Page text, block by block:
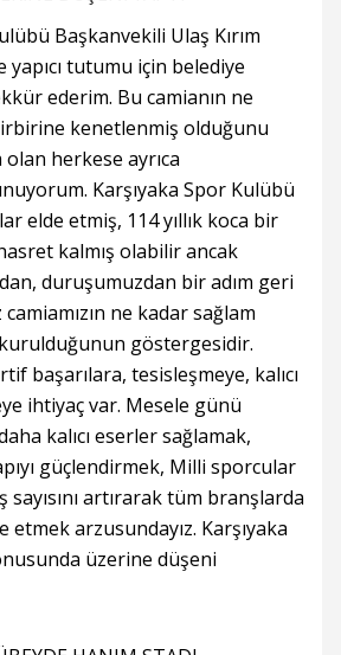
Başkanvekili Ulaş Kırım
yapıcı tutumu için belediye
ederim. Bu camianın ne
kenetlenmiş olduğunu
herkese ayrıca
Karşıyaka Spor Kulübü
elde etmiş, 114 yıllık koca bir
kalmış olabilir ancak
duruşumuzdan bir adım geri
camiamızın ne kadar sağlam
göstergesidir.
başarılara, tesisleşmeye, kalıcı
ihtiyaç var. Mesele günü
kalıcı eserler sağlamak,
güçlendirmek, Milli sporcular
artırarak tüm branşlarda
etmek arzusundayız. Karşıyaka
üzerine düşeni